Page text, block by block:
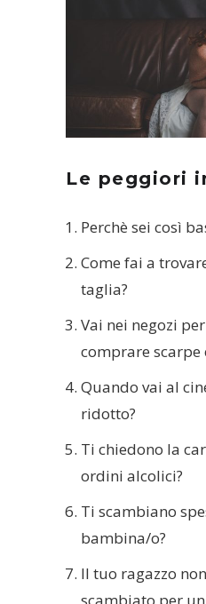
Le peggiori
Perchè sei così
Come fai a
taglia?
Vai nei negozi
comprare scarpe
Quando vai al
ridotto?
Ti chiedono la
ordini alcolici?
Ti scambiano
bambina/o?
Il tuo ragazzo